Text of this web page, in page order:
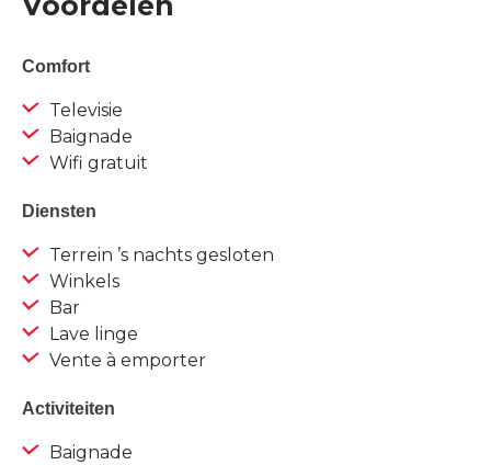
Comfort
Televisie
Baignade
Wifi gratuit
Diensten
Terrein ’s nachts gesloten
Winkels
Bar
Lave linge
Vente à emporter
Activiteiten
Baignade